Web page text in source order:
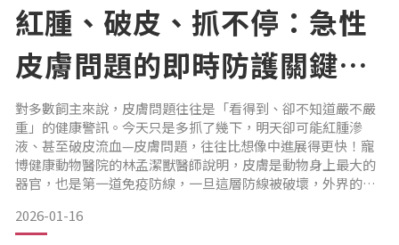
紅腫、破皮、抓不停：急性
皮膚問題的即時防護關鍵｜
專業獸醫—林孟潔
對多數飼主來說，皮膚問題往往是「看得到、卻不知道嚴不嚴
重」的健康警訊。今天只是多抓了幾下，明天卻可能紅腫滲
液、甚至破皮流血—皮膚問題，往往比想像中進展得更快！寵
博健康動物醫院的林孟潔獸醫師說明，皮膚是動物身上最大的
器官，也是第一道免疫防線，一旦這層防線被破壞，外界的細
變成反覆發作、難以痊癒的皮膚疾病。
尤其是毛髮較長、皮膚皺褶多，或生活在潮濕悶熱環境中的狗
2026-01-16